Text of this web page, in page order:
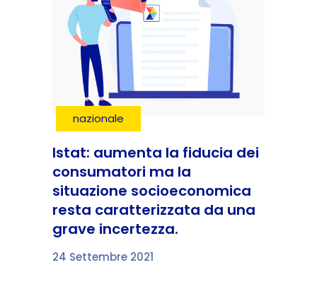
nazionale
Istat: aumenta la fiducia dei
consumatori ma la
situazione socioeconomica
resta caratterizzata da una
grave incertezza.
24 Settembre 2021